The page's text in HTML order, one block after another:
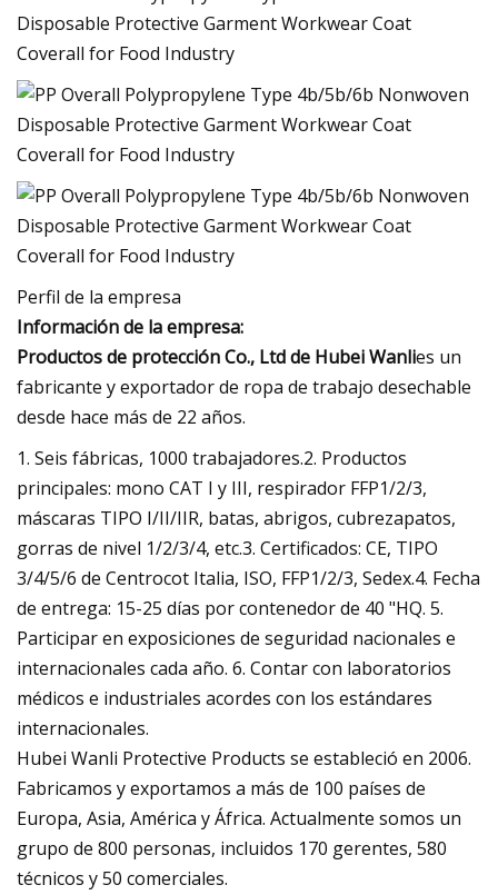
Perfil de la empresa
Información de la empresa:
Productos de protección Co., Ltd de Hubei Wanlies un
fabricante y exportador de ropa de trabajo desechable
desde hace más de 22 años.
1. Seis fábricas, 1000 trabajadores.2. Productos
principales: mono CAT I y III, respirador FFP1/2/3,
máscaras TIPO I/II/IIR, batas, abrigos, cubrezapatos,
gorras de nivel 1/2/3/4, etc.3. Certificados: CE, TIPO
3/4/5/6 de Centrocot Italia, ISO, FFP1/2/3, Sedex.4. Fecha
de entrega: 15-25 días por contenedor de 40 "HQ. 5.
Participar en exposiciones de seguridad nacionales e
internacionales cada año. 6. Contar con laboratorios
médicos e industriales acordes con los estándares
internacionales.
Hubei Wanli Protective Products se estableció en 2006.
Fabricamos y exportamos a más de 100 países de
Europa, Asia, América y África. Actualmente somos un
grupo de 800 personas, incluidos 170 gerentes, 580
técnicos y 50 comerciales.